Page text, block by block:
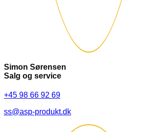
Simon Sørensen
Salg og service
+45 98 66 92 69
ss@asp-produkt.dk